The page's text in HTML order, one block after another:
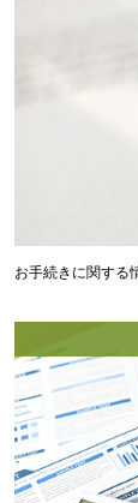
お手続きに関する